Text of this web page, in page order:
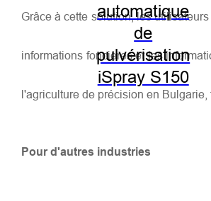
automatique
de
pulvérisation
iSpray S150
Grâce à cette solution, les
informations foncières et les
l'agriculture de précision en
Pour d'autres industries